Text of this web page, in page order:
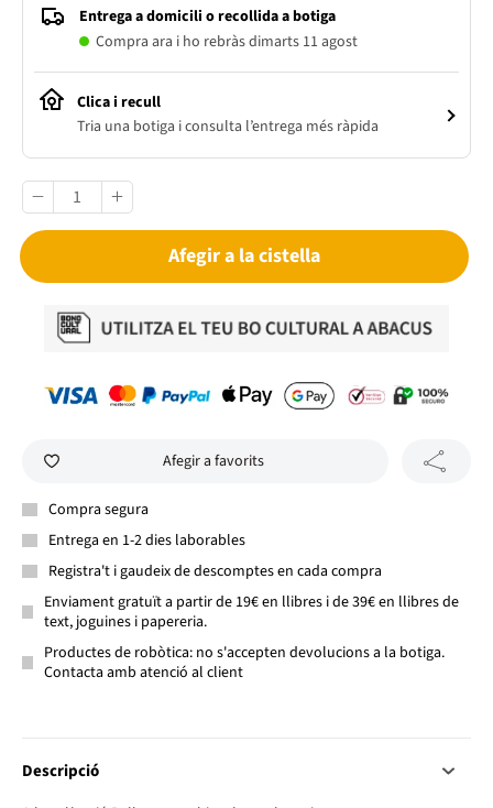
Entrega a domicili o recollida a botiga
Compra ara i ho rebràs dimarts 11 agost
Clica i recull
Tria una botiga i consulta l’entrega més ràpida
Afegir a la cistella
Afegir a favorits
Compra segura
Entrega en 1-2 dies laborables
Registra't i gaudeix de descomptes en cada compra
Enviament gratuït a partir de 19€ en llibres i de 39€ en llibres de
text, joguines i papereria.
Productes de robòtica: no s'accepten devolucions a la botiga.
Contacta amb atenció al client
Descripció